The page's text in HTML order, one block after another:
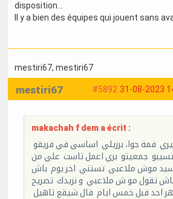
disposition…
Il y a bien des équipes qui jouent sans
mestiri67, mestiri67
#5892 31-08-2023
mestiri67
makachah f dem a écrit :
فمة جوا، برزيلي اساسي في فريقو
جمعيتو بري اعمل تاست علي من
موش ملاعبي تستني اخر يوم باش
تقول مو ش ملاعبي و نزيدك تصريح
احد فبل خمس ايام قال شيقع تاهيل